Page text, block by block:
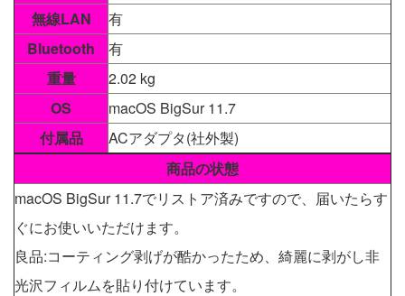
無線LAN
有
Bluetooth
有
重量
2.02 kg
OS
macOS BigSur 11.7
付属品
ACアダプタ(社外製)
商品の状態
macOS BigSur 11.7でリストア済みですので、届いたらす
ぐにお使いいただけます。
良品:コーティング剥げが酷かったため、綺麗に剥がし非
光沢フィルムを貼り付けています。